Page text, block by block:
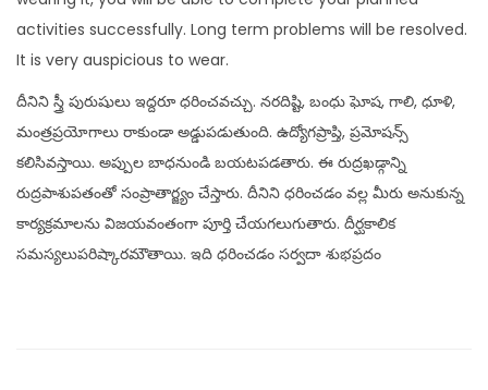
activities successfully. Long term problems will be resolved.
It is very auspicious to wear.
దీనిని స్త్రీ పురుషులు ఇద్దరూ ధరించవచ్చు. నరదిష్టి, బంధు ఘోష, గాలి, ధూళి,
మంత్రప్రయోగాలు రాకుండా అడ్డుపడుతుంది. ఉద్యోగప్రాప్తి, ప్రమోషన్స్
కలిసివస్తాయి. అప్పుల బాధనుండి బయటపడతారు. ఈ రుద్రఖడ్గాన్ని
రుద్రపాశుపతంతో సంప్రాతార్జ్యం చేస్తారు. దీనిని ధరించడం వల్ల మీరు అనుకున్న
కార్యక్రమాలను విజయవంతంగా పూర్తి చేయగలుగుతారు. దీర్ఘకాలిక
సమస్యలుపరిష్కారమౌతాయి. ఇది ధరించడం సర్వదా శుభప్రదం